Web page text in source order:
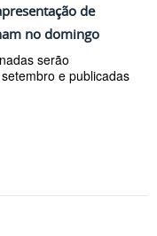
de
no domingo
serão
e publicadas